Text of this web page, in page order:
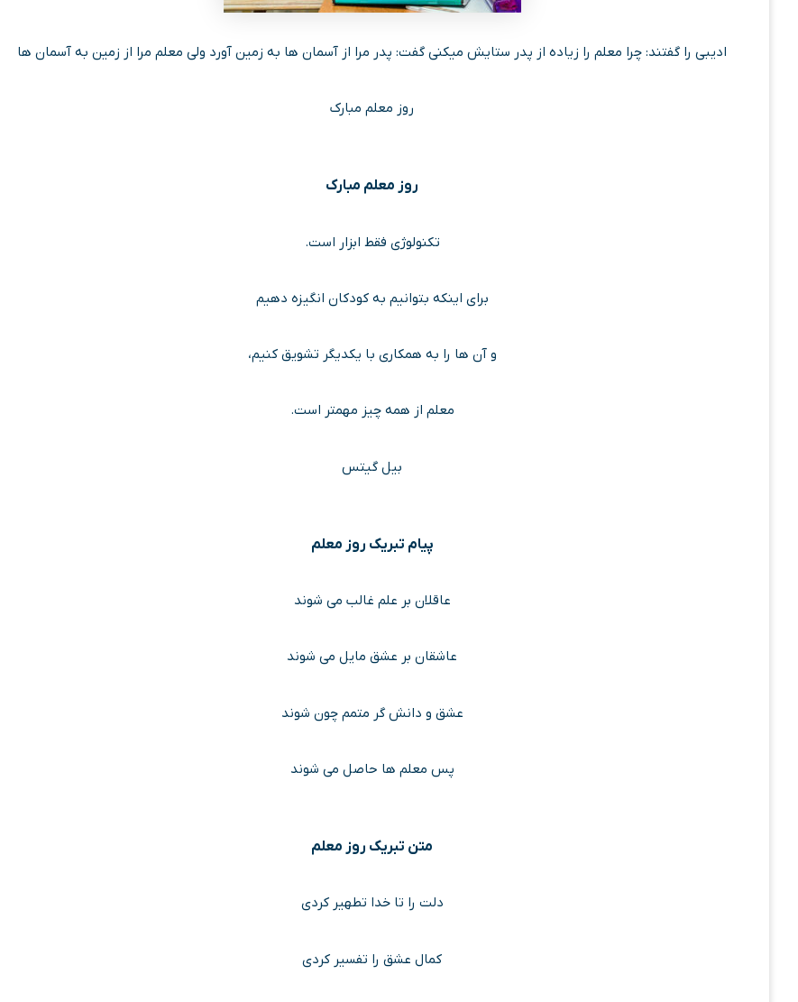
ادیبی را گفتند: چرا معلم را زیاده از پدر ستایش میکنی گفت: پدر مرا از آسمان ها به زمین آورد ولی معلم مرا از زمین به آسمان ها
روز معلم مبارک
روز معلم مبارک
تکنولوژی فقط ابزار است.
برای اینکه بتوانیم به کودکان انگیزه دهیم
و آن ها را به همکاری با یکدیگر تشویق کنیم،
معلم از همه چیز مهمتر است.
بیل گیتس
پیام تبریک روز معلم
عاقلان بر علم غالب می شوند
عاشقان بر عشق مایل می شوند
عشق و دانش گر متمم چون شوند
پس معلم ها حاصل می شوند
متن تبریک روز معلم
دلت را تا خدا تطهیر کردی
کمال عشق را تفسیر کردی